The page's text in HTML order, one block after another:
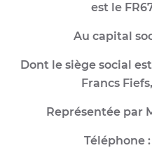
est le
Au capital
Dont le siège social
Francs
Représentée par
Téléphone :